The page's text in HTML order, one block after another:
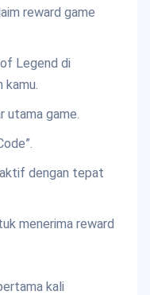
reward game
Legend di
kamu.
utama game.
dengan tepat
menerima reward
kali